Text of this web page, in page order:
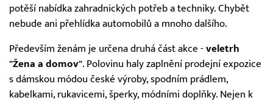
potěší nabídka zahradnických potřeb a techniky. Chybět
nebude ani přehlídka automobilů a mnoho dalšího.
Především ženám je určena druhá část akce - veletrh
"Žena a domov". Polovinu haly zaplnění prodejní expozice
s dámskou módou české výroby, spodním prádlem,
kabelkami, rukavicemi, šperky, módními doplňky. Nejen k